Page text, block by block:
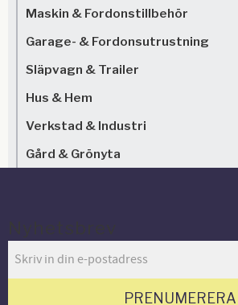
Maskin & Fordonstillbehör
Garage- & Fordonsutrustning
Släpvagn & Trailer
Hus & Hem
Verkstad & Industri
Gård & Grönyta
PRENUMERERA